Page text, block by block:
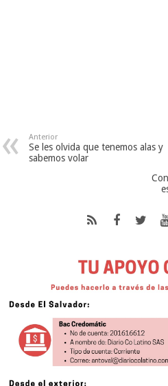
Anterior
Se les olvida que tenemos alas y
sabemos volar